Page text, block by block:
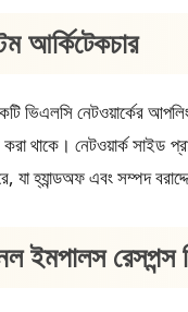
আর্কিটেকচার
ভিএলসি নেটওয়ার্কের
করা থাকে। নেটওয়ার্ক সাইড
যা হ্যান্ডঅফ এবং সম্পদ
ইমপালস রেসপন্স